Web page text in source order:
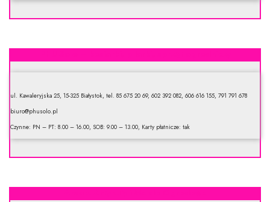
ul. Kawaleryjska 25, 15-325 Białystok, tel. 85 675 20 69, 602 392 082, 606 616 155, 791 791 678
biuro@phusolo.pl
Czynne: PN – PT: 8.00 – 16.00, SOB: 9.00 – 13.00, Karty płatnicze: tak